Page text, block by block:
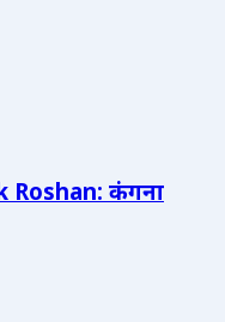
Roshan: कंगना